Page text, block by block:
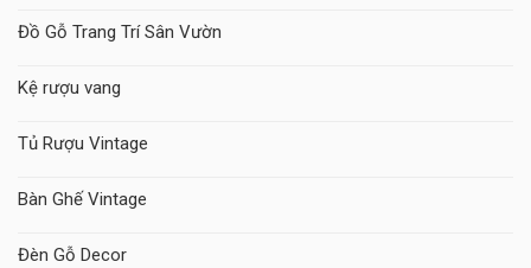
Đồ Gỗ Trang Trí Sân Vườn
Kệ rượu vang
Tủ Rượu Vintage
Bàn Ghế Vintage
Đèn Gỗ Decor